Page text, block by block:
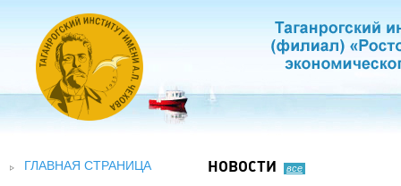
ГЛАВНАЯ СТРАНИЦА
НОВОСТИ все